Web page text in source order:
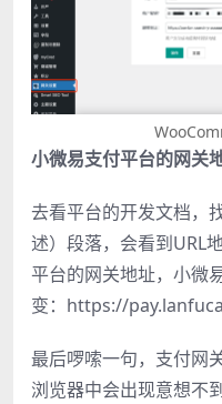
小微易支付平台的网关
去看平台的开发文档，
述）段落，会看到URL
平台的网关地址，小微
变：https://
最后啰嗦一句，支付网
浏览器中会出现意想不